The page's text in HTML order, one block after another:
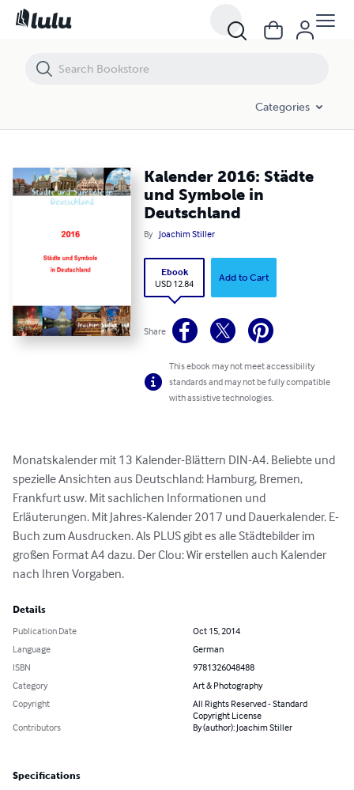
Categories
Kalender 2016: Städte
und Symbole in
Deutschland
By Joachim Stiller
Ebook
USD 12.84
Add to Cart
Share
This ebook may not meet accessibility
standards and may not be fully compatible
with assistive technologies.
Monatskalender mit 13 Kalender-Blättern DIN-A4. Beliebte und
spezielle Ansichten aus Deutschland: Hamburg, Bremen,
Frankfurt usw. Mit sachlichen Informationen und
Erläuterungen. Mit Jahres-Kalender 2017 und Dauerkalender. E-
Buch zum Ausdrucken. Als PLUS gibt es alle Städtebilder im
großen Format A4 dazu. Der Clou: Wir erstellen auch Kalender
nach Ihren Vorgaben.
Details
Publication Date
Oct 15, 2014
Language
German
ISBN
9781326048488
Category
Art & Photography
Copyright
All Rights Reserved - Standard
Copyright License
Contributors
By (author): Joachim Stiller
Specifications
Kalender 2016: Städte und Symbole in Deutschland